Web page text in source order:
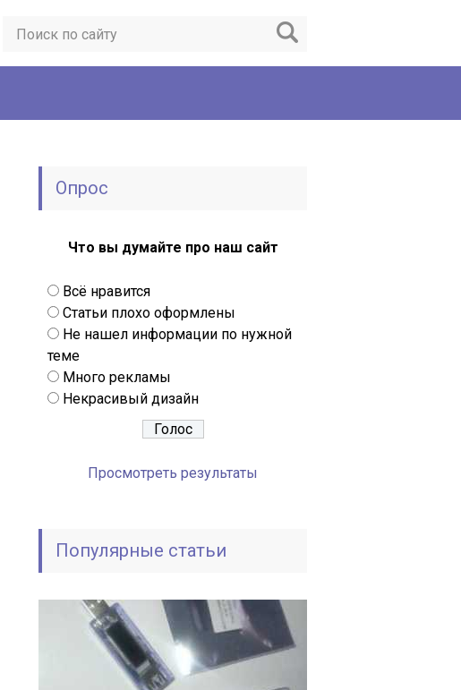
Опрос
Что вы думайте про наш сайт
Всё нравится
Статьи плохо оформлены
Не нашел информации по нужной
теме
Много рекламы
Некрасивый дизайн
Просмотреть результаты
Популярные статьи